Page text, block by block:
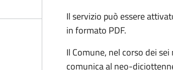
Il servizio può essere
in formato PDF.
Il Comune, nel corso dei
comunica al neo-